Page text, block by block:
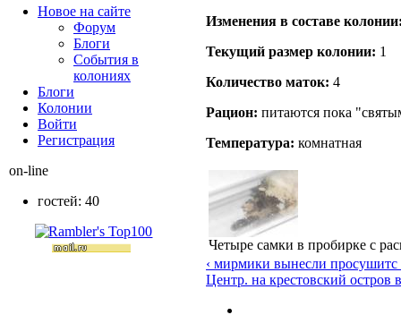
Изменения в составе
Текущий размер кoлонии: 1
Количество маток: 4
Рацион: питаются пока
Температура: комнатная
Четыре самки в пробирке с
‹ мирмики вынесли просушитс
Центр. на крестовский остров
Новое на сайте
Форум
Блоги
События в
колониях
Блоги
Колонии
Войти
Peгиcтpaция
on-line
гостей: 40